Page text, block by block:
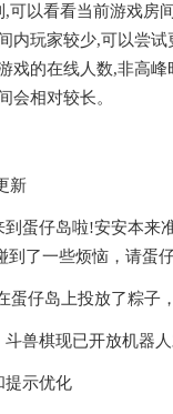
可以看看当前游戏房
内玩家较少,可以尝试
戏的在线人数,非高
会相对较长。
新
到蛋仔岛啦!安安本来
到了一些烦恼，请蛋
蛋仔岛上投放了粽子
兽棋现已开放机器
提示优化